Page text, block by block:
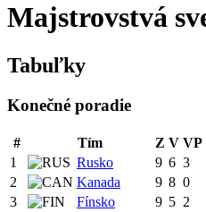
Majstrovstvá
Tabuľky
Konečné poradie
# Tím Z V VP
1
Rusko 9 6 3
2
Kanada 9 8 0
3
Fínsko 9 5 2